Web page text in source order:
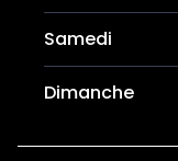
Samedi
Dimanche